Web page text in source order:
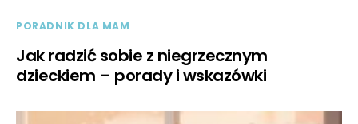
PORADNIK DLA MAM
Jak radzić sobie z niegrzecznym
dzieckiem – porady i wskazówki